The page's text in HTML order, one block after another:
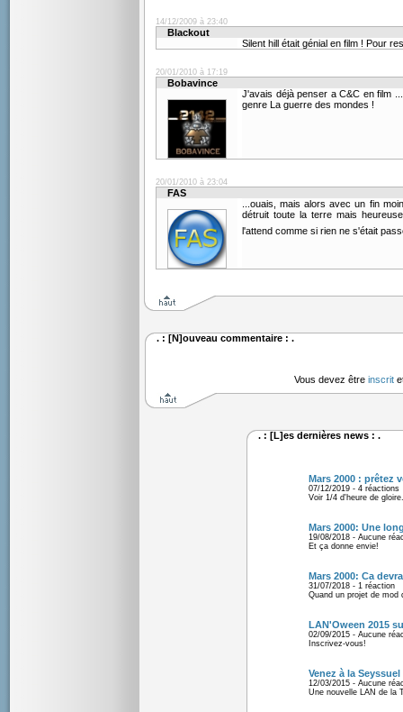
14/12/2009 à 23:40
Blackout
Silent hill était génial en film ! Pour
20/01/2010 à 17:19
Bobavince
J'avais déjà penser a C&C en film
genre La guerre des mondes !
20/01/2010 à 23:04
FAS
...ouais, mais alors avec un fin
détruit toute la terre mais
l'attend comme si rien ne s'était
. : [N]ouveau commentaire : .
Vous devez être inscrit
. : [L]es dernières news : .
Mars 2000 : prêtez
07/12/2019 - 4 réactions
Voir 1/4 d'heure de
Mars 2000: Une
19/08/2018 - Aucune
Et ça donne envie!
Mars 2000: Ca
31/07/2018 - 1 réaction
Quand un projet de mod
LAN'Oween 2015
02/09/2015 - Aucune
Inscrivez-vous!
Venez à la
12/03/2015 - Aucune
Une nouvelle LAN de la